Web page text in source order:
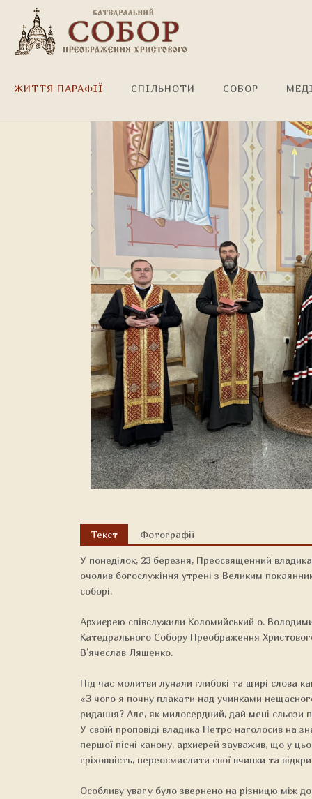
ЖИТТЯ ПАРАФІЇ СПІЛЬНОТИ СОБОР
Текст Фотографії
У понеділок, 23 березня, Преосвященний
очолив богослужіння утрені з Великим
соборі.
Архиєрею співслужили Коломийський о.
Катедрального Собору Преображення
В’ячеслав Ляшенко.
Під час молитви лунали глибокі та щирі слова
«З чого я почну плакати над учинками
ридання? Але, як милосердний, дай мені сльози
У своїй проповіді владика Петро наголосив на
першої пісні канону, архиєрей зауважив, що у
гріховність, переосмислити свої вчинки та
Особливу увагу було звернено на різницю між